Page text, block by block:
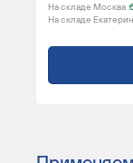
На складе Москва :
На складе